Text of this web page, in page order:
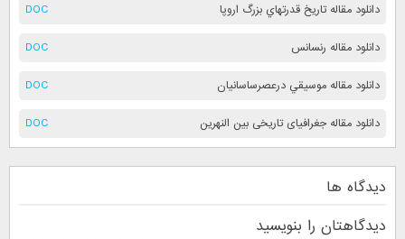
DOC دانلود مقاله تاريخ قدرتهاي بزرگ اروپا
DOC دانلود مقاله رنسانس
DOC دانلود مقاله موسيقي درعصرساسانيان
DOC دانلود مقاله جغرافیای تاریخی بین النهرین
دیدگاه ها
دیدگاهتان را بنویسید